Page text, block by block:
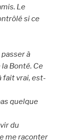
Le
si ce
à
Bonté. Ce
fait vrai, est-
quelque
du
me raconter